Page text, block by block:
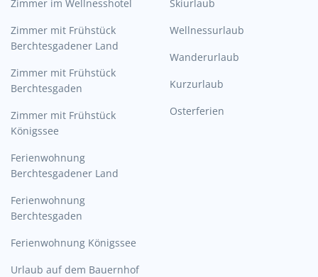
Zimmer im Wellnesshotel
Zimmer mit Frühstück
Berchtesgadener Land
Zimmer mit Frühstück
Berchtesgaden
Zimmer mit Frühstück
Königssee
Ferienwohnung
Berchtesgadener Land
Ferienwohnung
Berchtesgaden
Ferienwohnung Königssee
Urlaub auf dem Bauernhof
Skiurlaub
Wellnessurlaub
Wanderurlaub
Kurzurlaub
Osterferien